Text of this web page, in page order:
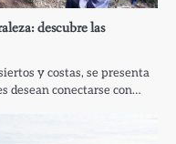
descubre las
y costas, se presenta
desean conectarse con…